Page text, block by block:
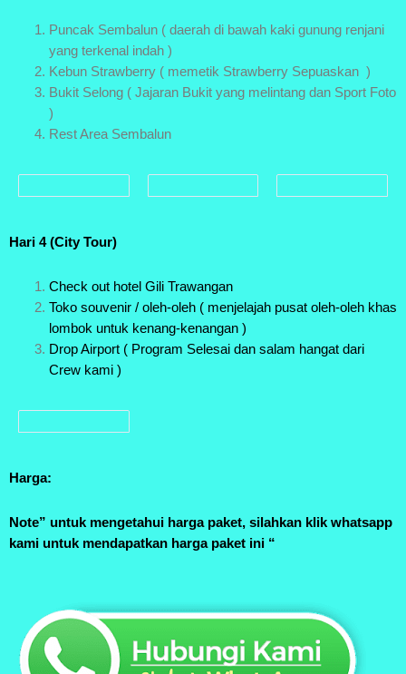
Puncak Sembalun ( daerah di bawah kaki gunung renjani
yang terkenal indah )
Kebun Strawberry ( memetik Strawberry Sepuaskan )
Bukit Selong ( Jajaran Bukit yang melintang dan Sport Foto
)
Rest Area Sembalun
Hari 4 (City Tour)
Check out hotel Gili Trawangan
Toko souvenir / oleh-oleh ( menjelajah pusat oleh-oleh khas
lombok untuk kenang-kenangan )
Drop Airport ( Program Selesai dan salam hangat dari
Crew kami )
Harga:
Note” untuk mengetahui harga paket, silahkan klik whatsapp
kami untuk mendapatkan harga paket ini “